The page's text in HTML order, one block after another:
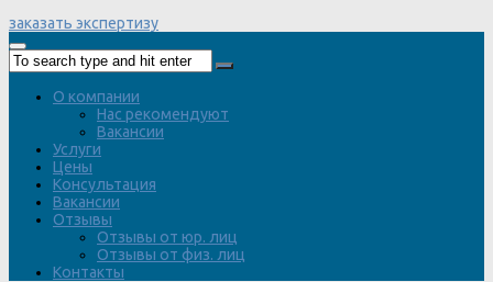
заказать экспертизу
О компании
Нас рекомендуют
Вакансии
Услуги
Цены
Консультация
Вакансии
Отзывы
Отзывы от юр. лиц
Отзывы от физ. лиц
Контакты